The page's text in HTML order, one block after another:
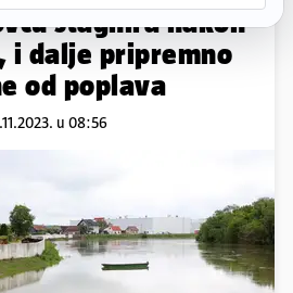
stagnira nakon
i dalje pripremno
od poplava
u 08:56